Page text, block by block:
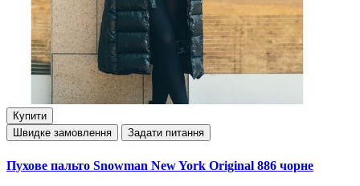
Купити
Швидке замовлення
Задати питання
Пухове пальто Snowman New York Original 886 чорне